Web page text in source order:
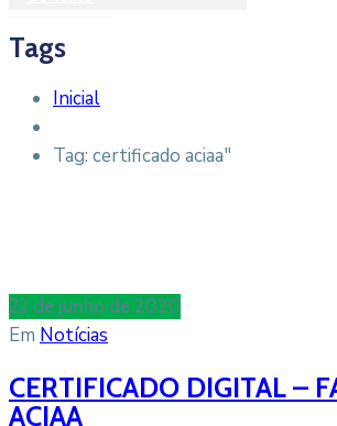
Tags
Inicial
Tag: certificado aciaa"
22 de junho de 2020
Em Notícias
CERTIFICADO DIGITAL –
ACIAA